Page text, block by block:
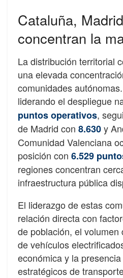
Cataluña,
concentran la
La distribución territorial
una elevada
comunidades
liderando el despliegue
puntos operativos,
de Madrid con 8.630y
Comunidad Valenciana
posición con 6.529
regiones concentran
infraestructura pública
El liderazgo de estas
relación directa con
de población, el
de vehículos
económica y la
estratégicos de